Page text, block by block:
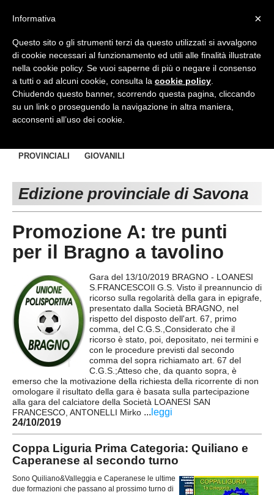
Top Menu
HOME
Accedi / Registrati
PROVINCE
GENOVA
LA SPEZIA
Carica la tua Rosa
PROVINCIALI
GIOVANILI
Edizione provinciale di Savona
Promozione A: tre punti
per il Bragno a tavolino
Gara del 13/10/2019 BRAGNO - LOANESI
S.FRANCESCOIl G.S. Visto il preannuncio di
ricorso sulla regolarità della gara in epigrafe,
presentato dalla Società BRAGNO, nel
rispetto del disposto dell'art. 67, primo
comma, del C.G.S.,Considerato che il
ricorso è stato, poi, depositato, nei termini e
con le procedure previsti dal secondo
comma del sopra richiamato art. 67 del
C.G.S.;Atteso che, da quanto sopra, è
emerso che la motivazione della richiesta della ricorrente di non
omologare il risultato della gara è basata sulla partecipazione
alla gara del calciatore della Società LOANESI SAN
FRANCESCO, ANTONELLI Mirko ... leggi
24/10/2019
Coppa Liguria Prima Categoria: Quiliano e
Caperanese al secondo turno
Sono Quiliano&Valleggia e Caperanese le ultime
due formazioni che passano al prossimo turno di
×
Informativa
Questo sito o gli strumenti terzi da questo utilizzati si avvalgono
di cookie necessari al funzionamento ed utili alle finalità illustrate
nella cookie policy. Se vuoi saperne di più o negare il consenso
a tutti o ad alcuni cookie, consulta la cookie policy
Chiudendo questo banner, scorrendo questa pagina, cliccando
su un link o proseguendo la navigazione in altra maniera,
acconsenti all’uso dei cookie.